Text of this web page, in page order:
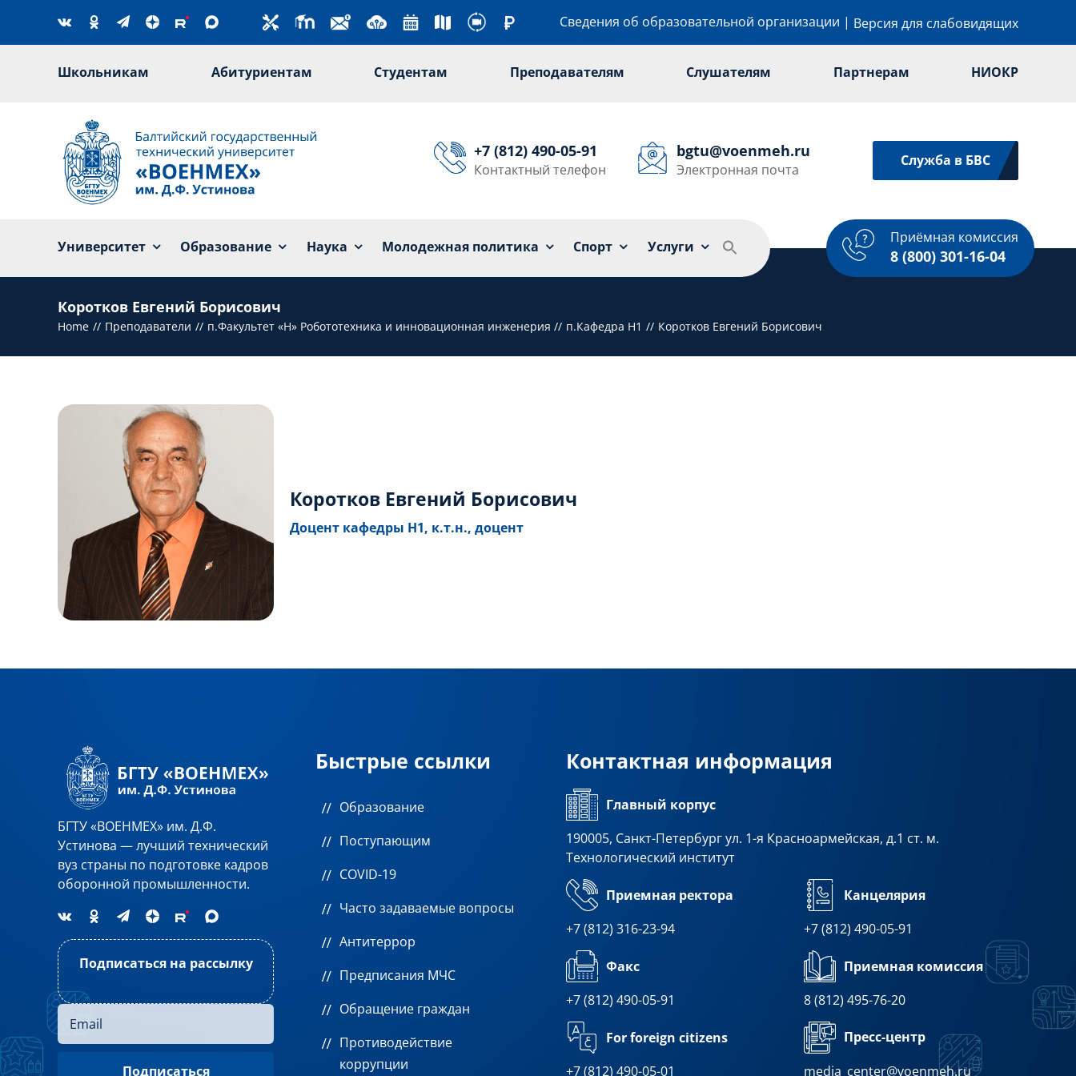
content
Сведения об образовательной организации | Версия для слабовидящих
Школьникам Абитуриентам Студентам Преподавателям Слушателям Партнерам НИОКР
+7 (812) 490-05-91
Контактный телефон
bgtu@voenmeh.ru
Электронная почта
Служба в БВС
Университет Образование Наука Молодежная политика Спорт Услуги
Приёмная комиссия
8 (800) 301-16-04
Университет Образование Наука Молодежная политика Спорт Услуги
Коротков Евгений Борисович
Home Преподаватели п.Факультет «Н» Робототехника и инновационная инженерия п.Кафедра Н1 Коротков Евгений Борисович
Коротков Евгений Борисович
Доцент кафедры Н1, к.т.н., доцент
БГТУ «ВОЕНМЕХ» им. Д.Ф.
Устинова — лучший технический
вуз страны по подготовке кадров
оборонной промышленности.
Подписаться на рассылку
Быстрые ссылки
Образование
Поступающим
COVID-19
Часто задаваемые вопросы
Антитеррор
Предписания МЧС
Обращение граждан
Противодействие
коррупции
Контактная информация
Главный корпус
190005, Санкт-Петербург ул. 1-я Красноармейская, д.1 ст. м.
Технологический институт
Приемная ректора
+7 (812) 316-23-94
Канцелярия
+7 (812) 490-05-91
Факс
+7 (812) 490-05-91
Приемная комиссия
8 (812) 495-76-20
For foreign citizens
+7 (812) 490-05-01
Пресс-центр
media_center@voenmeh.ru